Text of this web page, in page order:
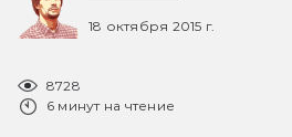
18 октября 2015 г.
8728
6 минут на чтение